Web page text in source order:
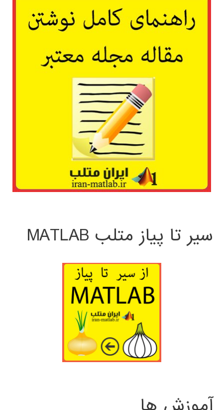
سیر تا پیاز متلب MATLAB